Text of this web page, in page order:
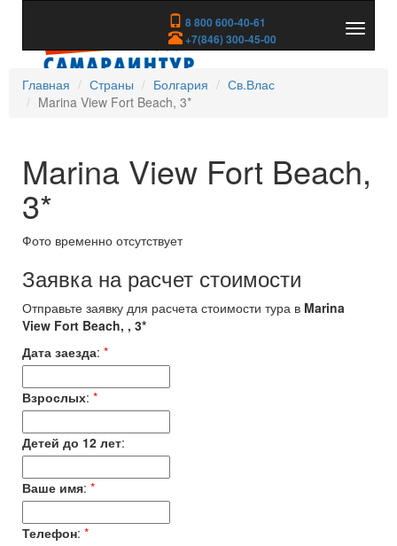
8 800 600-40-61
+7(846) 300-45-00
скрыть
Главная
Страны Болгария
Св.Влас
Marina View Fort Beach, 3*
Marina View Fort Beach,
3*
Фото временно отсутствует
Заявка на расчет стоимости
Отправьте заявку для расчета стоимости тура в Marina
View Fort Beach, , 3*
Дата заезда: *
Взрослых: *
Детей до 12 лет:
Ваше имя: *
Телефон: *